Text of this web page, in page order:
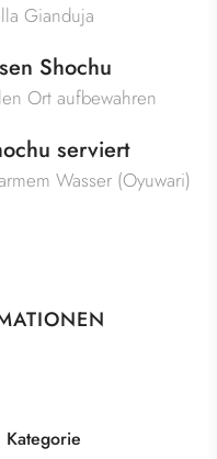
Gianduja
Shochu
Ort aufbewahren
serviert
Wasser (Oyuwari)